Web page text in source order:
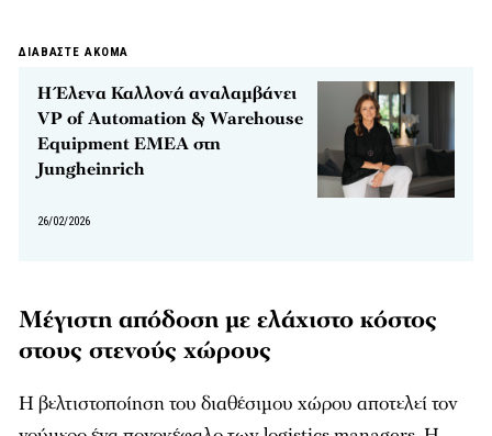
ΔΙΑΒΑΣΤΕ ΑΚΟΜΑ
Η Έλενα Καλλονά αναλαμβάνει
VP of Automation & Warehouse
Equipment EMEA στη
Jungheinrich
26/02/2026
Μέγιστη απόδοση με ελάχιστο κόστος
στους στενούς χώρους
Η βελτιστοποίηση του διαθέσιμου χώρου αποτελεί τον